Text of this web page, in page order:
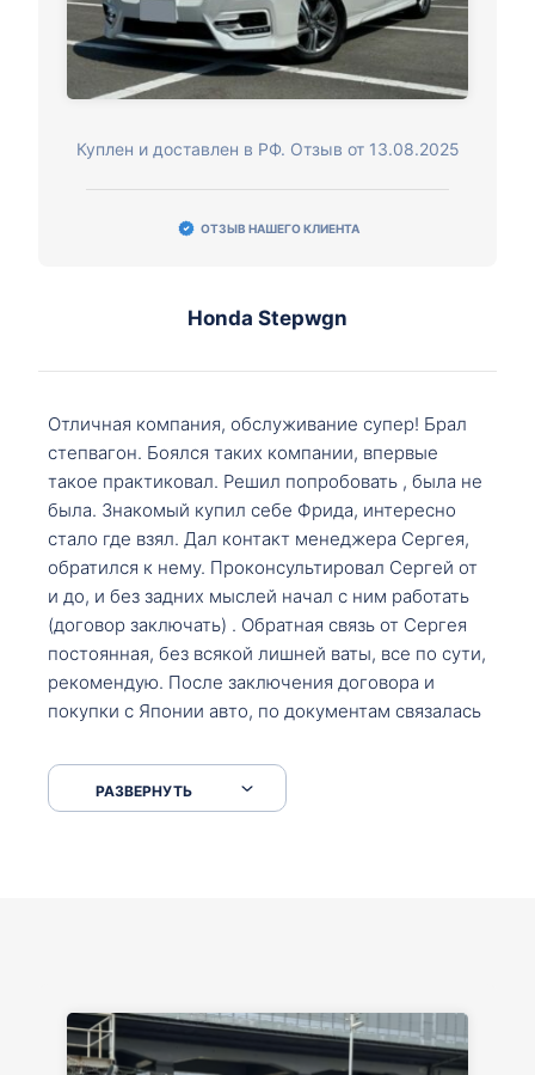
Куплен и доставлен в РФ. Отзыв от 13.08.2025
ОТЗЫВ НАШЕГО КЛИЕНТА
Honda Stepwgn
Отличная компания, обслуживание супер! Брал
степвагон. Боялся таких компании, впервые
такое практиковал. Решил попробовать , была не
была. Знакомый купил себе Фрида, интересно
стало где взял. Дал контакт менеджера Сергея,
обратился к нему. Проконсультировал Сергей от
и до, и без задних мыслей начал с ним работать
(договор заключать) . Обратная связь от Сергея
постоянная, без всякой лишней ваты, все по сути,
рекомендую. После заключения договора и
покупки с Японии авто, по документам связалась
что заполнить, куда зайти, образцы и т.д. После
приехал за авто. Меня тепло встретили Сергей с
РАЗВЕРНУТЬ